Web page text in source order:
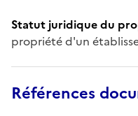
Statut juridique du
propriété d'un
Références